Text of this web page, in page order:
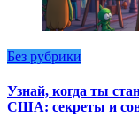
Без рубрики
Узнай, когда ты
США: секреты и